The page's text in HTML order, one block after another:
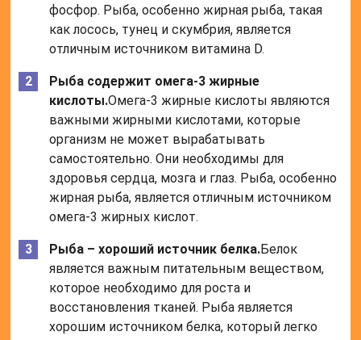
фосфор. Рыба, особенно жирная рыба, такая
как лосось, тунец и скумбрия, является
отличным источником витамина D.
Рыба содержит омега-3 жирные
кислоты.Омега-3 жирные кислоты являются
важными жирными кислотами, которые
организм не может вырабатывать
самостоятельно. Они необходимы для
здоровья сердца, мозга и глаз. Рыба, особенно
жирная рыба, является отличным источником
омега-3 жирных кислот.
Рыба – хороший источник белка.Белок
является важным питательным веществом,
которое необходимо для роста и
восстановления тканей. Рыба является
хорошим источником белка, который легко